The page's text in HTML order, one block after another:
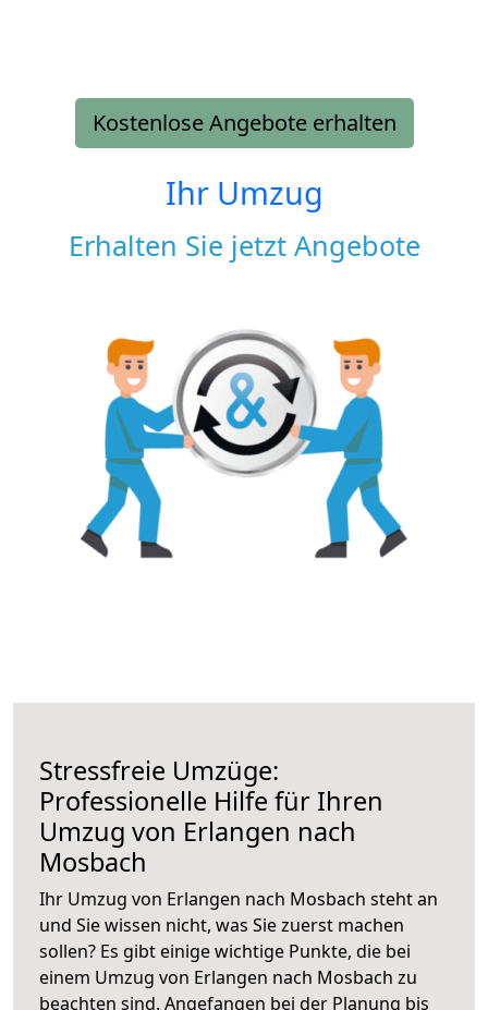
Kostenlose Angebote erhalten
Ihr Umzug
Erhalten Sie jetzt Angebote
Stressfreie Umzüge:
Professionelle Hilfe für Ihren
Umzug von Erlangen nach
Mosbach
Ihr Umzug von Erlangen nach Mosbach steht an
und Sie wissen nicht, was Sie zuerst machen
sollen? Es gibt einige wichtige Punkte, die bei
einem Umzug von Erlangen nach Mosbach zu
beachten sind. Angefangen bei der Planung bis